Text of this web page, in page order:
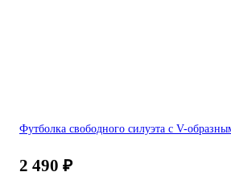
Футболка свободного силуэта с V-
2 490 ₽